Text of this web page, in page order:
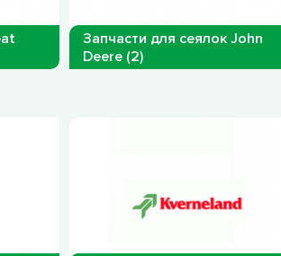
Запчасти для сеялок John
Deere (2)